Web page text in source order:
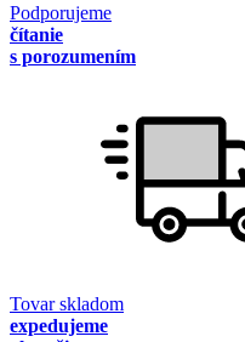
Podporujeme
čítanie
s porozumením
Tovar skladom
expedujeme